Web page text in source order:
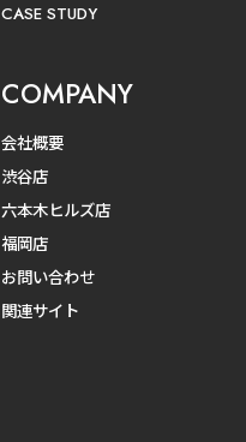
CASE STUDY
COMPANY
会社概要
渋谷店
六本木ヒルズ店
福岡店
お問い合わせ
関連サイト